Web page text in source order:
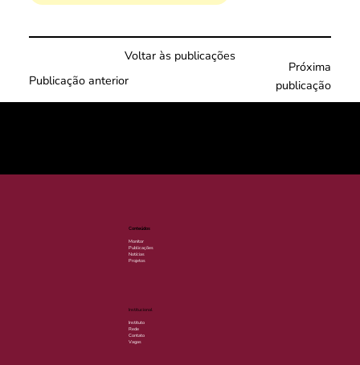
Voltar às publicações
Publicação anterior
Próxima
publicação
Conteúdos
Monitor
Publicações
Notícias
Projetos
Institucional
Instituto
Rede
Contato
Vagas